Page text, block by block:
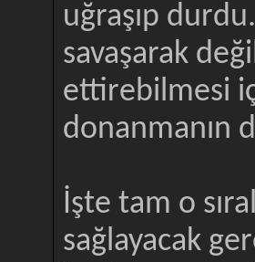
uğraşıp
savaşarak
ettirebilmesi
donanmanın
İşte tam o
sağlayacak